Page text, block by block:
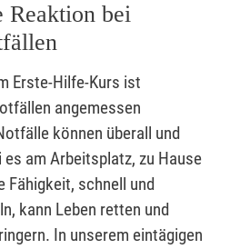
Reaktion bei
Erste-Hilfe-Kurs ist
angemessen
können überall und
am Arbeitsplatz, zu Hause
Fähigkeit, schnell und
kann Leben retten und
In unserem eintägigen